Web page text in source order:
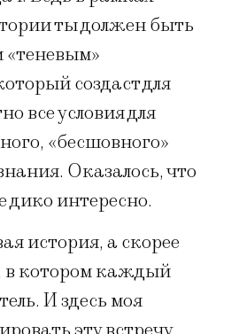
ты должен быть
создаст для
все условия для
«бесшовного»
Оказалось, что
дико интересно.
история, а скорее
в котором каждый
И здесь моя